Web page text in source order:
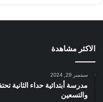
الاكثر مشاهدة
سبتمبر 29, 2024
مدرسة أبتدائية حداء الثانية
والتسعين